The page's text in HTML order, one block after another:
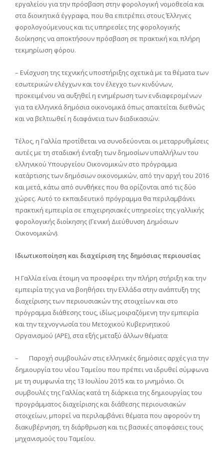
εργαλείου για την πρόσβαση στην φορολογική νομοθεσία και
στα διοικητικά έγγραφα, που θα επιτρέπει στους Έλληνες
φορολογούμενους και τις υπηρεσίες της φορολογικής
διοίκησης να αποκτήσουν πρόσβαση σε πρακτική και πλήρη
τεκμηρίωση φόρου.
– Ενίσχυση της τεχνικής υποστήριξης σχετικά με τα θέματα των
εσωτερικών ελέγχων και τον έλεγχο των κινδύνων,
προκειμένου να αυξηθεί η ενημέρωση των ενδιαφερομένων
για τα ελληνικά δημόσια οικονομικά όπως απαιτείται διεθνώς
και να βελτιωθεί η διαφάνεια των διαδικασιών.
Τέλος, η Γαλλία προτίθεται να συνοδεύονται οι μεταρρυθμίσεις
αυτές με τη σταδιακή ένταξη των δημοσίων υπαλλήλων του
ελληνικού Υπουργείου Οικονομικών στο πρόγραμμα
κατάρτισης των δημόσιων οικονομικών, από την αρχή του 2016
και μετά, κάτω από συνθήκες που θα ορίζονται από τις δύο
χώρες. Αυτό το εκπαιδευτικό πρόγραμμα θα περιλαμβάνει
πρακτική εμπειρία σε επιχειρησιακές υπηρεσίες της γαλλικής
φορολογικής διοίκησης (Γενική Διεύθυνση Δημόσιων
Οικονομικών).
Ιδιωτικοποίηση και διαχείριση της δημόσιας περιουσίας
Η Γαλλία είναι έτοιμη να προσφέρει την πλήρη στήριξη και την
εμπειρία της για να βοηθήσει την Ελλάδα στην ανάπτυξη της
διαχείρισης των περιουσιακών της στοιχείων και στο
πρόγραμμα διάθεσης τους, ιδίως μοιραζόμενη την εμπειρία
και την τεχνογνωσία του Μετοχικού Κυβερνητικού
Οργανισμού (APE), στα εξής μεταξύ άλλων θέματα:
– Παροχή συμβουλών στις ελληνικές δημόσιες αρχές για την
δημιουργία του νέου Ταμείου που πρέπει να ιδρυθεί σύμφωνα
με τη συμφωνία της 13 Ιουλίου 2015 και το μνημόνιο. Οι
συμβουλές της Γαλλίας κατά τη διάρκεια της δημιουργίας του
προγράμματος διαχείρισης και διάθεσης περιουσιακών
στοιχείων, μπορεί να περιλαμβάνει θέματα που αφορούν τη
διακυβέρνηση, τη διάρθρωση και τις βασικές αποφάσεις τους
μηχανισμούς του Ταμείου.